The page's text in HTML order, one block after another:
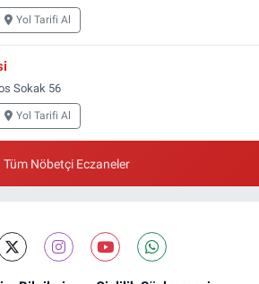
Yol Tarifi Al
Sokak 56
Yol Tarifi Al
Tüm Nöbetçi Eczaneler